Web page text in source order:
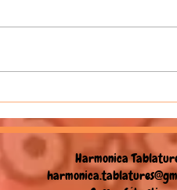
Harmione
Harmonica